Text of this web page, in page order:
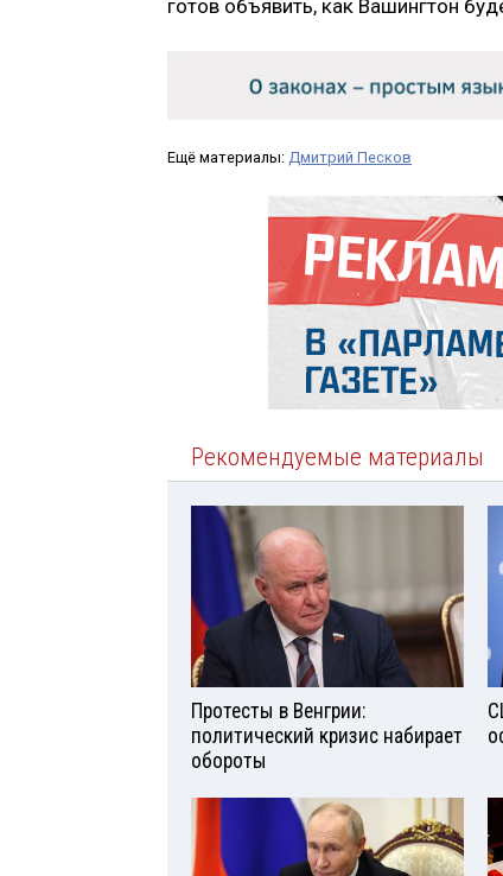
готов объявить, как Вашингтон
Ещё материалы: Дмитрий Песков
Рекомендуемые материалы
Протесты в Венгрии:
политический кризис набирает
обороты